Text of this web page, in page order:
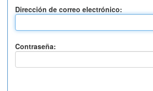
Dirección de correo electrónico:
Contraseña: